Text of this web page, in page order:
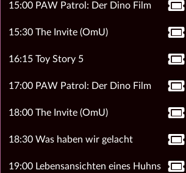
15:00 PAW Patrol: Der Dino Film
15:30 The Invite (OmU)
16:15 Toy Story 5
17:00 PAW Patrol: Der Dino Film
18:00 The Invite (OmU)
18:30 Was haben wir gelacht
19:00 Lebensansichten eines Huhns